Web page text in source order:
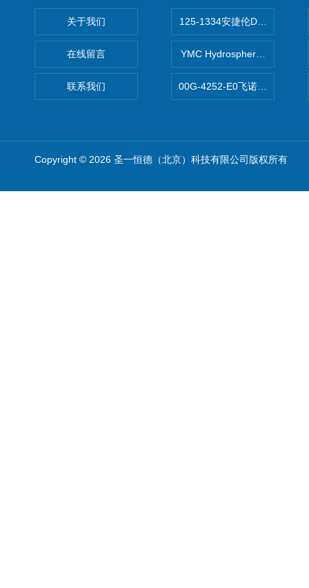
关于我们
在线留言
联系我们
125-1334安捷伦DB-624色谱
YMC Hydrosphere C18亲水
00G-4252-E0飞诺美Luna
Copyright © 2026 圣一恒德（北京）科技有限公司版权所有